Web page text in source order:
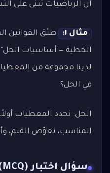
أن الرياضيات تبنى على
مثال ١: طبّق القوانين
الخطية — أساسيات الحل"
لدينا مجموعة من
في الحل؟
الحل: نحدد المعطيات
المناسب، نعوّض القيم،
سؤال اختبار (MCQ)